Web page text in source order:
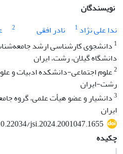
نویسندگان
ندا علی نژاد 1 نادر افقی 2
1 دانشجوی کارشناسی ارشد
دانشگاه گیلان، رشت، ایران
2علوم اجتماعی-دانشکده ادبیات و
رشت-ایران
3دانشیار و عضو هیأت علمی، گروه
ایران
jsi.2024.2001047.1655
چکیده